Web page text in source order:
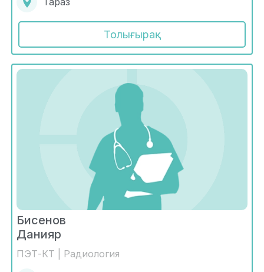
Толығырақ
Бисенов
Данияр
ПЭТ-КТ | Радиология